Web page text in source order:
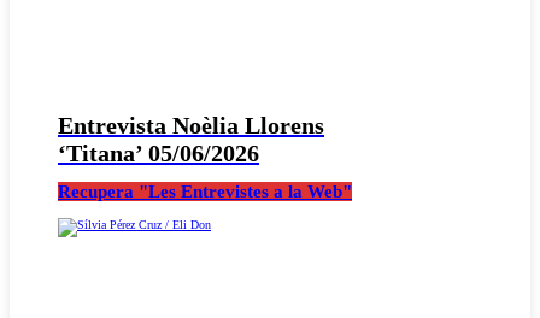
Entrevista Noèlia Llorens
‘Titana’ 05/06/2026
Recupera "Les Entrevistes a la Web"